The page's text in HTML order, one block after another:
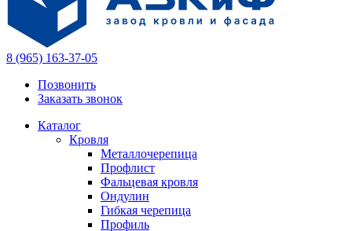
8 (965) 163-37-05
Позвонить
Заказать звонок
Каталог
Кровля
Металлочерепица
Профлист
Фальцевая кровля
Ондулин
Гибкая черепица
Профиль